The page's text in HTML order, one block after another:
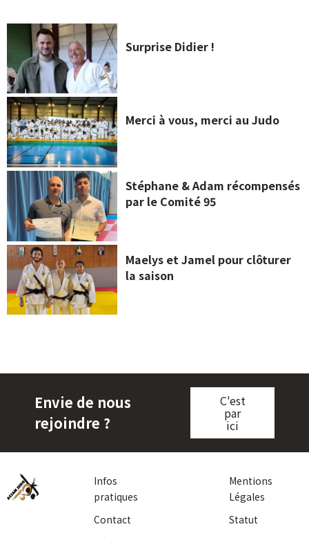
Surprise Didier !
Merci à vous, merci au Judo
Stéphane & Adam récompensés
par le Comité 95
Maelys et Jamel pour clôturer
la saison
Envie de nous
rejoindre ?
C'est
par
ici
Infos
pratiques
Contact
Mentions
Légales
Statut